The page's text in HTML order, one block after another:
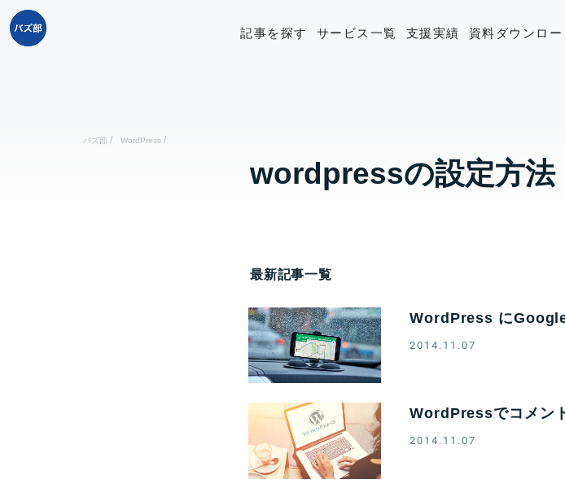
記事を探す サービス一覧 支援実績 資料ダウンロー
バズ部 / WordPress /
wordpressの設定方法
最新記事一覧
WordPress に
2014.11.07
WordPressでコメン
2014.11.07